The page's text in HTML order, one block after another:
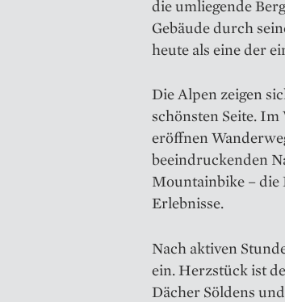
die umliegende
Gebäude durch
heute als eine der
Die Alpen zeigen
schönsten Seite.
eröffnen
beeindruckenden
Mountainbike – die
Erlebnisse.
Nach aktiven
ein. Herzstück ist
Dächer Söldens